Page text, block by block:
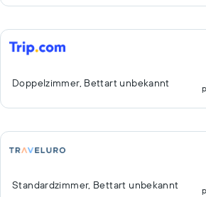
Doppelzimmer, Bettart unbekannt
Standardzimmer, Bettart unbekannt